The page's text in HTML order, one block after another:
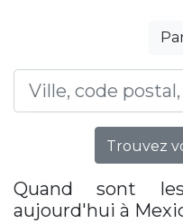
Trouvez
Quand sont
aujourd'hui à